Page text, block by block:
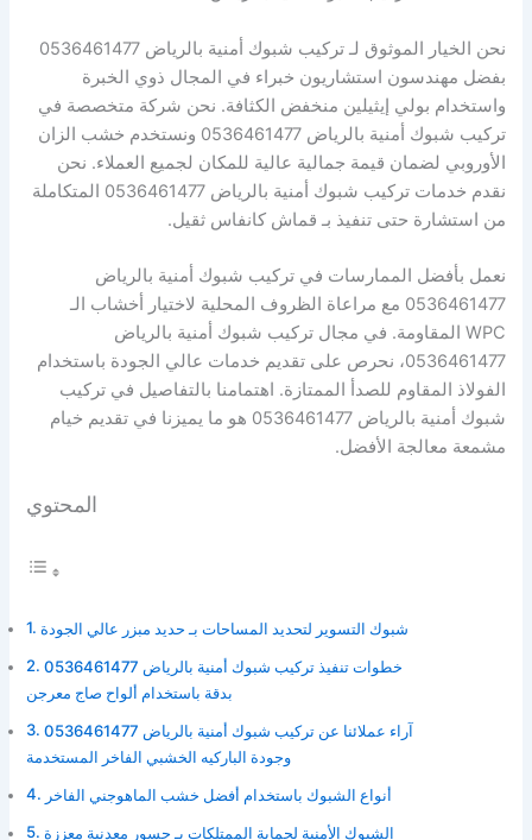
نحن الخيار الموثوق لـ تركيب شبوك أمنية بالرياض 0536461477
بفضل مهندسون استشاريون خبراء في المجال ذوي الخبرة
واستخدام بولي إيثيلين منخفض الكثافة. نحن شركة متخصصة في
تركيب شبوك أمنية بالرياض 0536461477 ونستخدم خشب الزان
الأوروبي لضمان قيمة جمالية عالية للمكان لجميع العملاء. نحن
نقدم خدمات تركيب شبوك أمنية بالرياض 0536461477 المتكاملة
من استشارة حتى تنفيذ بـ قماش كانفاس ثقيل.
نعمل بأفضل الممارسات في تركيب شبوك أمنية بالرياض
0536461477 مع مراعاة الظروف المحلية لاختيار أخشاب الـ
WPC المقاومة. في مجال تركيب شبوك أمنية بالرياض
0536461477، نحرص على تقديم خدمات عالي الجودة باستخدام
الفولاذ المقاوم للصدأ الممتازة. اهتمامنا بالتفاصيل في تركيب
شبوك أمنية بالرياض 0536461477 هو ما يميزنا في تقديم خيام
مشمعة معالجة الأفضل.
المحتوي
شبوك التسوير لتحديد المساحات بـ حديد مبزر عالي الجودة
خطوات تنفيذ تركيب شبوك أمنية بالرياض 0536461477
بدقة باستخدام ألواح صاج معرجن
آراء عملائنا عن تركيب شبوك أمنية بالرياض 0536461477
وجودة الباركيه الخشبي الفاخر المستخدمة
أنواع الشبوك باستخدام أفضل خشب الماهوجني الفاخر
الشبوك الأمنية لحماية الممتلكات بـ جسور معدنية معززة